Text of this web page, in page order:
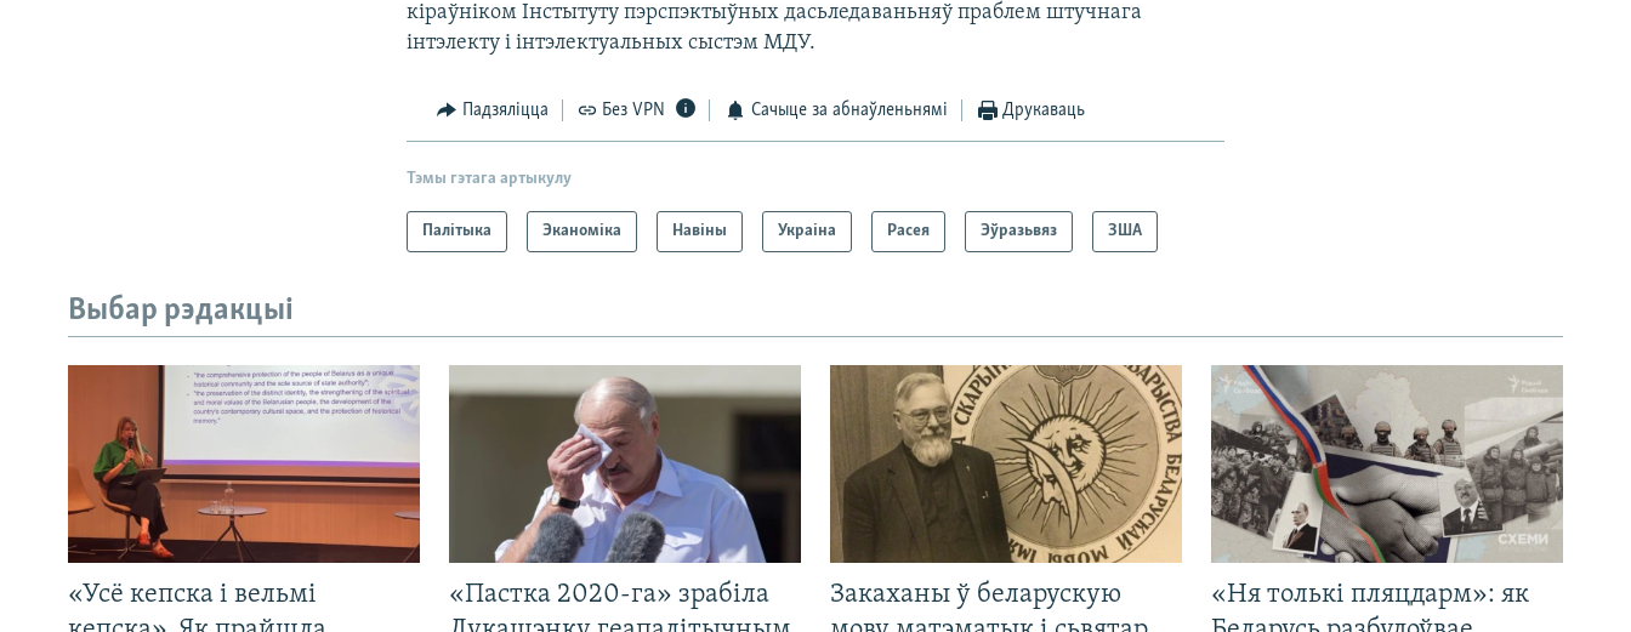
кіраўніком Інстытуту пэрспэктыўных дасьледаваньняў праблем штучнага
інтэлекту і інтэлектуальных сыстэм МДУ.
Падзяліцца Без VPN Сачыце за абнаўленьнямі Друкаваць
Тэмы гэтага артыкулу
Палітыка Эканоміка Навіны Украіна Расея Эўразьвяз ЗША
Выбар рэдакцыі
«Усё кепска і вельмі
«Пастка 2020-га» зрабіла
Закаханы ў беларускую
«Ня толькі пляцдарм»: як